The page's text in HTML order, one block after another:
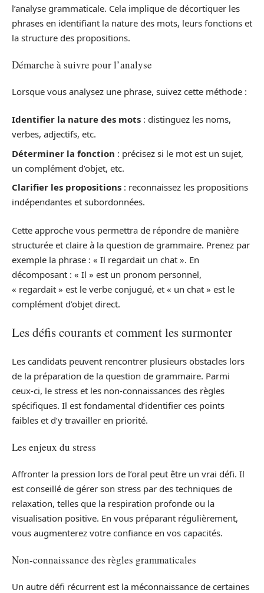
l’analyse grammaticale. Cela implique de décortiquer les
phrases en identifiant la nature des mots, leurs fonctions et
la structure des propositions.
Démarche à suivre pour l’analyse
Lorsque vous analysez une phrase, suivez cette méthode :
Identifier la nature des mots : distinguez les noms,
verbes, adjectifs, etc.
Déterminer la fonction : précisez si le mot est un sujet,
un complément d’objet, etc.
Clarifier les propositions : reconnaissez les propositions
indépendantes et subordonnées.
Cette approche vous permettra de répondre de manière
structurée et claire à la question de grammaire. Prenez par
exemple la phrase : « Il regardait un chat ». En
décomposant : « Il » est un pronom personnel,
« regardait » est le verbe conjugué, et « un chat » est le
complément d’objet direct.
Les défis courants et comment les surmonter
Les candidats peuvent rencontrer plusieurs obstacles lors
de la préparation de la question de grammaire. Parmi
ceux-ci, le stress et les non-connaissances des règles
spécifiques. Il est fondamental d’identifier ces points
faibles et d’y travailler en priorité.
Les enjeux du stress
Affronter la pression lors de l’oral peut être un vrai défi. Il
est conseillé de gérer son stress par des techniques de
relaxation, telles que la respiration profonde ou la
visualisation positive. En vous préparant régulièrement,
vous augmenterez votre confiance en vos capacités.
Non-connaissance des règles grammaticales
Un autre défi récurrent est la méconnaissance de certaines